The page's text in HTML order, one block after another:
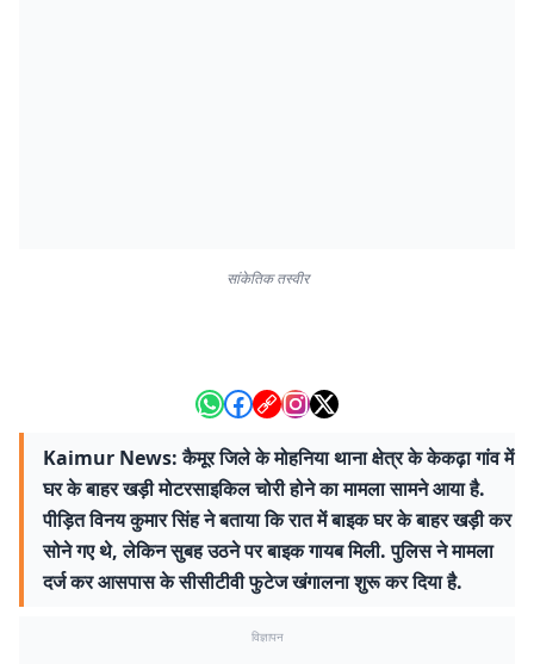
सांकेतिक तस्वीर
Kaimur News: कैमूर जिले के मोहनिया थाना क्षेत्र के केकढ़ा गांव में
घर के बाहर खड़ी मोटरसाइकिल चोरी होने का मामला सामने आया है.
पीड़ित विनय कुमार सिंह ने बताया कि रात में बाइक घर के बाहर खड़ी कर
सोने गए थे, लेकिन सुबह उठने पर बाइक गायब मिली. पुलिस ने मामला
दर्ज कर आसपास के सीसीटीवी फुटेज खंगालना शुरू कर दिया है.
विज्ञापन